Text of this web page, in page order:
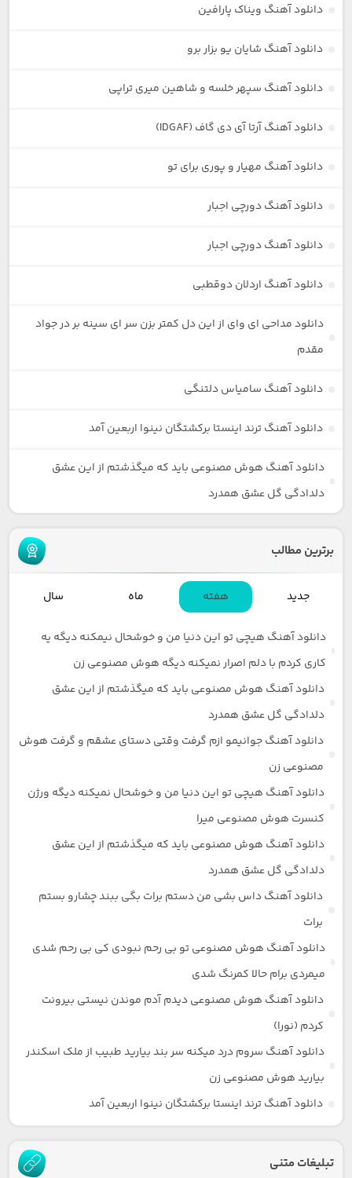
دانلود آهنگ ویناک پارافین
دانلود آهنگ شایان یو بزار برو
دانلود آهنگ سپهر خلسه و شاهین میری تراپی
دانلود آهنگ آرتا آی دی گاف (IDGAF)
دانلود آهنگ مهیار و پوری برای تو
دانلود آهنگ دورچی اجبار
دانلود آهنگ دورچی اجبار
دانلود آهنگ اردلان دوقطبی
دانلود مداحی ای وای از این دل کمتر بزن سر ای سینه بر در جواد
مقدم
دانلود آهنگ سامیاس دلتنگی
دانلود آهنگ ترند اینستا برکشتگان نینوا اربعین آمد
دانلود آهنگ هوش مصنوعی باید که میگذشتم از این عشق
دلدادگی گل عشق همدرد
برترین مطالب
جدید هفته ماه سال
دانلود آهنگ هیچی تو این دنیا من و خوشحال نیمکنه دیگه یه
کاری کردم با دلم اصرار نمیکنه دیگه هوش مصنوعی زن
دانلود آهنگ هوش مصنوعی باید که میگذشتم از این عشق
دلدادگی گل عشق همدرد
دانلود آهنگ جوانیمو ازم گرفت وقتی دستای عشقم و گرفت هوش
مصنوعی زن
دانلود آهنگ هیچی تو این دنیا من و خوشحال نمیکنه دیگه ورژن
کنسرت هوش مصنوعی میرا
دانلود آهنگ هوش مصنوعی باید که میگذشتم از این عشق
دلدادگی گل عشق همدرد
دانلود آهنگ داس بشی من دستم برات بگی ببند چشارو بستم
برات
دانلود آهنگ هوش مصنوعی تو بی رحم نبودی کی بی رحم شدی
میمردی برام حالا کمرنگ شدی
دانلود آهنگ هوش مصنوعی دیدم آدم موندن نیستی بیرونت
کردم (نورا)
دانلود آهنگ سروم درد میکنه سر بند بیارید طبیب از ملک اسکندر
بیارید هوش مصنوعی زن
دانلود آهنگ ترند اینستا برکشتگان نینوا اربعین آمد
تبلیغات متنی